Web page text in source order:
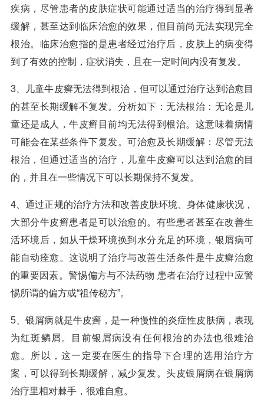
疾病，尽管患者的皮肤症状可能通过适当的治疗得到显著
缓解，甚至达到临床治愈的效果，但目前尚无法实现完全
根治。临床治愈指的是患者经过治疗后，皮肤上的病变得
到了有效的控制，症状消失，且在一定时间内没有复发。
3、儿童牛皮癣无法得到根治，但可以通过治疗达到治愈目
的甚至长期缓解不复发。分析如下：无法根治：无论是儿
童还是成人，牛皮癣目前均无法得到根治。这意味着病情
可能会在某些条件下复发。可治愈及长期缓解：尽管无法
根治，但通过适当的治疗，儿童牛皮癣可以达到治愈的目
的，并且在一些情况下可以长期保持不复发。
4、通过正规的治疗方法和改善皮肤环境、身体健康状况，
大部分牛皮癣患者是可以治愈的。有些患者甚至在改善生
活环境后，如从干燥环境换到水分充足的环境，银屑病可
能自动痊愈。这说明了治疗与改善生活条件是牛皮癣治愈
的重要因素。警惕偏方与不法药物 患者在治疗过程中应警
惕所谓的偏方或“祖传秘方”。
5、银屑病就是牛皮癣，是一种慢性的炎症性皮肤病，表现
为红斑鳞屑。目前银屑病没有任何根治的办法也很难治
愈。所以，这一定要在医生的指导下合理的选用治疗方
案，可以得到长期缓解，减少复发。头皮银屑病在银屑病
治疗里相对棘手，很难自愈。